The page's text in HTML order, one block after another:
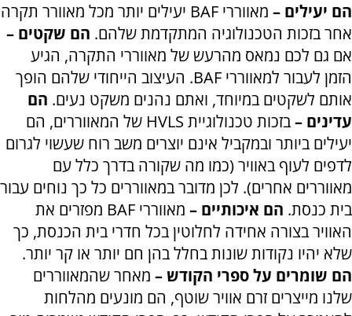
הם יעילים – מאווררי BAF יעילים יותר מכל מאוורר תקרה
אחר בזכות הטכנולוגיה המתקדמת שלהם. הם שקטים –
אם גם לכם נמאס מהרעש של מאווררי התקרה, הגיע
הזמן לעבור למאווררי BAF. העיצוב הייחודי שלהם הופך
אותם לשקטים במיוחד, ואתם נהנים משקט נעים. הם
עדינים –בזכות טכנולוגיית HVLS של המאווררים, הם
יעילים ביותר ובמקביל אינם יוצרים משב רוח שעשוי לגרום
לדפים לעוף באוויר (כמו מה שקורה בדרך כלל עם
מאווררים אחרים). לכן מדובר במאווררים כל כך נוחים עבור
בית כנסת. הם איכותיים – מאווררי BAF מפזרים את
האוויר בצורה אחידה לחלוטין בכל חדרי בית הכנסת, כך
שלא יהיו נקודות שונות בחלל בהן חם יותר או קר יותר.
הם שומרים על ספרי הקודש – מאחר שהמאווררים
שלנו מייצרים זרם אוויר שוטף, הם מונעים מהלחות